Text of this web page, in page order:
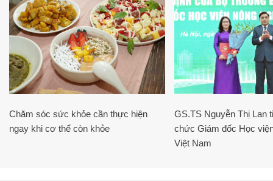
Chăm sóc sức khỏe cần thực hiện
ngay khi cơ thể còn khỏe
GS.TS Nguyễn Thị Lan
chức Giám đốc Học
Việt Nam